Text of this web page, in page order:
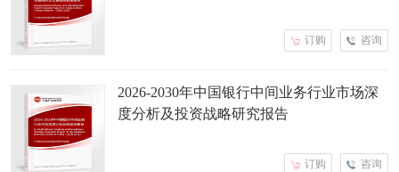
咨询
订购
2026-2030年中国银行中间业务行业市场深
度分析及投资战略研究报告
咨询
订购